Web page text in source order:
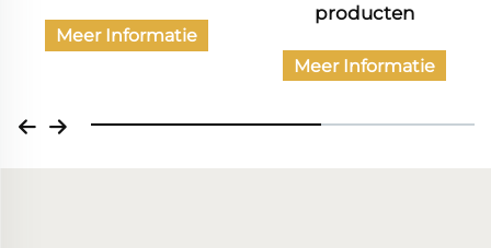
Campus uitzending
apparatuur
Meer Informatie